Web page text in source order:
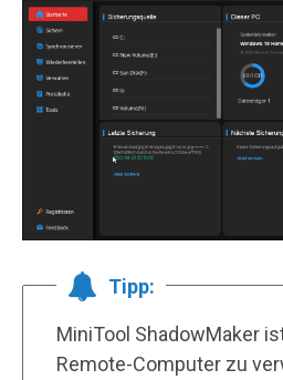
Tipp:
MiniTool ShadowMaker
Remote-Computer zu